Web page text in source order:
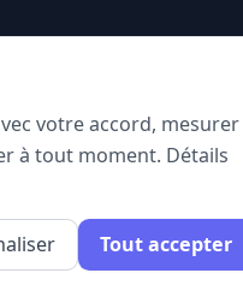
votre accord, mesurer
à tout moment. Détails
Tout accepter